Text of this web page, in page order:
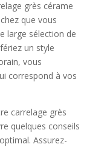
grès cérame
que vous
large sélection de
un style
vous
correspond à vos
carrelage grès
quelques conseils
Assurez-